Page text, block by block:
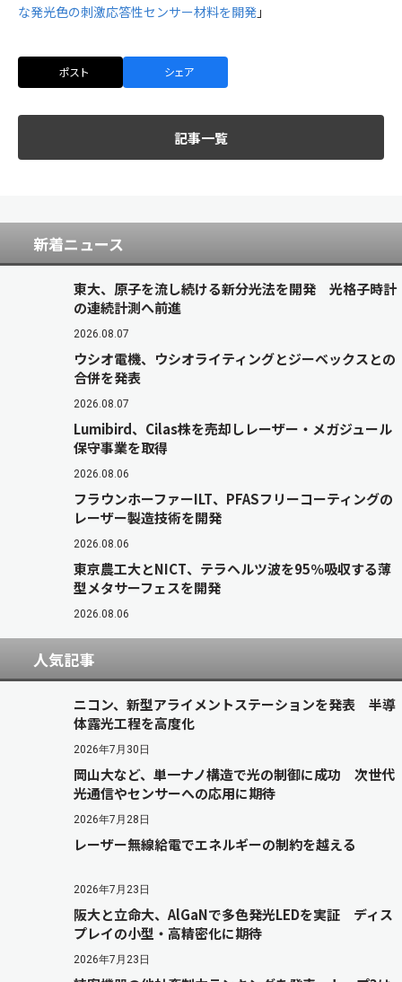
な発光色の刺激応答性センサー材料を開発 」
ポスト シェア
記事一覧
新着ニュース
東大、原子を流し続ける新分光法を開発 光格子時計
の連続計測へ前進
2026.08.07
ウシオ電機、ウシオライティングとジーベックスとの
合併を発表
2026.08.07
Lumibird、Cilas株を売却しレーザー・メガジュール
保守事業を取得
2026.08.06
フラウンホーファーILT、PFASフリーコーティングの
レーザー製造技術を開発
2026.08.06
東京農工大とNICT、テラヘルツ波を95％吸収する薄
型メタサーフェスを開発
2026.08.06
人気記事
ニコン、新型アライメントステーションを発表 半導
体露光工程を高度化
2026年7月30日
岡山大など、単一ナノ構造で光の制御に成功 次世代
光通信やセンサーへの応用に期待
2026年7月28日
レーザー無線給電でエネルギーの制約を越える
2026年7月23日
阪大と立命大、AlGaNで多色発光LEDを実証 ディス
プレイの小型・高精密化に期待
2026年7月23日